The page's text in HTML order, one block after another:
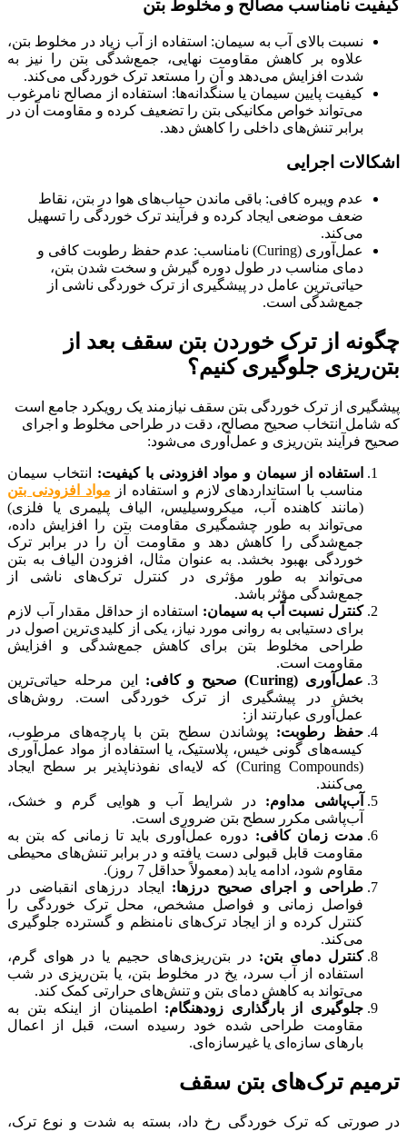
کیفیت نامناسب مصالح و مخلوط بتن
نسبت بالای آب به سیمان: استفاده از آب زیاد در مخلوط بتن،
علاوه بر کاهش مقاومت نهایی، جمع‌شدگی بتن را نیز به
شدت افزایش می‌دهد و آن را مستعد ترک خوردگی می‌کند.
کیفیت پایین سیمان یا سنگدانه‌ها: استفاده از مصالح نامرغوب
می‌تواند خواص مکانیکی بتن را تضعیف کرده و مقاومت آن در
برابر تنش‌های داخلی را کاهش دهد.
اشکالات اجرایی
عدم ویبره کافی: باقی ماندن حباب‌های هوا در بتن، نقاط
ضعف موضعی ایجاد کرده و فرآیند ترک خوردگی را تسهیل
می‌کند.
عمل‌آوری (Curing) نامناسب: عدم حفظ رطوبت کافی و
دمای مناسب در طول دوره گیرش و سخت شدن بتن،
حیاتی‌ترین عامل در پیشگیری از ترک خوردگی ناشی از
جمع‌شدگی است.
چگونه از ترک خوردن بتن سقف بعد از
بتن‌ریزی جلوگیری کنیم؟
پیشگیری از ترک خوردگی بتن سقف نیازمند یک رویکرد جامع است
که شامل انتخاب صحیح مصالح، دقت در طراحی مخلوط و اجرای
صحیح فرآیند بتن‌ریزی و عمل‌آوری می‌شود:
استفاده از سیمان و مواد افزودنی با کیفیت: انتخاب سیمان
مناسب با استانداردهای لازم و استفاده از مواد افزودنی بتن
(مانند کاهنده آب، میکروسیلیس، الیاف پلیمری یا فلزی)
می‌تواند به طور چشمگیری مقاومت بتن را افزایش داده،
جمع‌شدگی را کاهش دهد و مقاومت آن را در برابر ترک
خوردگی بهبود بخشد. به عنوان مثال، افزودن الیاف به بتن
می‌تواند به طور مؤثری در کنترل ترک‌های ناشی از
جمع‌شدگی مؤثر باشد.
کنترل نسبت آب به سیمان: استفاده از حداقل مقدار آب لازم
برای دستیابی به روانی مورد نیاز، یکی از کلیدی‌ترین اصول در
طراحی مخلوط بتن برای کاهش جمع‌شدگی و افزایش
مقاومت است.
عمل‌آوری (Curing) صحیح و کافی:
این مرحله حیاتی‌ترین
بخش در پیشگیری از ترک خوردگی است. روش‌های
عمل‌آوری عبارتند از:
حفظ رطوبت: پوشاندن سطح بتن با پارچه‌های مرطوب،
کیسه‌های گونی خیس، پلاستیک، یا استفاده از مواد عمل‌آوری
(Curing Compounds) که لایه‌ای نفوذناپذیر بر سطح ایجاد
می‌کنند.
آب‌پاشی مداوم: در شرایط آب و هوایی گرم و خشک،
آب‌پاشی مکرر سطح بتن ضروری است.
مدت زمان کافی: دوره عمل‌آوری باید تا زمانی که بتن به
مقاومت قابل قبولی دست یافته و در برابر تنش‌های محیطی
مقاوم شود، ادامه یابد (معمولاً حداقل 7 روز).
طراحی و اجرای صحیح درزها: ایجاد درزهای انقباضی در
فواصل زمانی و فواصل مشخص، محل ترک خوردگی را
کنترل کرده و از ایجاد ترک‌های نامنظم و گسترده جلوگیری
می‌کند.
کنترل دمای بتن: در بتن‌ریزی‌های حجیم یا در هوای گرم،
استفاده از آب سرد، یخ در مخلوط بتن، یا بتن‌ریزی در شب
می‌تواند به کاهش دمای بتن و تنش‌های حرارتی کمک کند.
جلوگیری از بارگذاری زودهنگام: اطمینان از اینکه بتن به
مقاومت طراحی شده خود رسیده است، قبل از اعمال
بارهای سازه‌ای یا غیرسازه‌ای.
ترمیم ترک‌های بتن سقف
در صورتی که ترک خوردگی رخ داد، بسته به شدت و نوع ترک،